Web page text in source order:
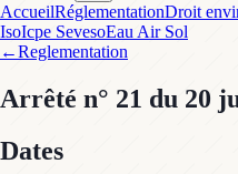
AccueilRéglementationDroit
IsoIcpe SevesoEau Air Sol
←Reglementation
Arrêté n° 21 du 20
Dates